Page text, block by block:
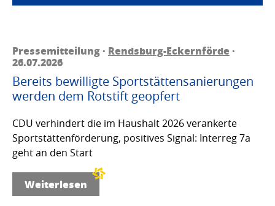
Pressemitteilung · Rendsburg-Eckernförde·
26.07.2026
Bereits bewilligte Sportstättensanierungen
werden dem Rotstift geopfert
CDU verhindert die im Haushalt 2026 verankerte
Sportstättenförderung, positives Signal: Interreg 7a
geht an den Start
Weiterlesen